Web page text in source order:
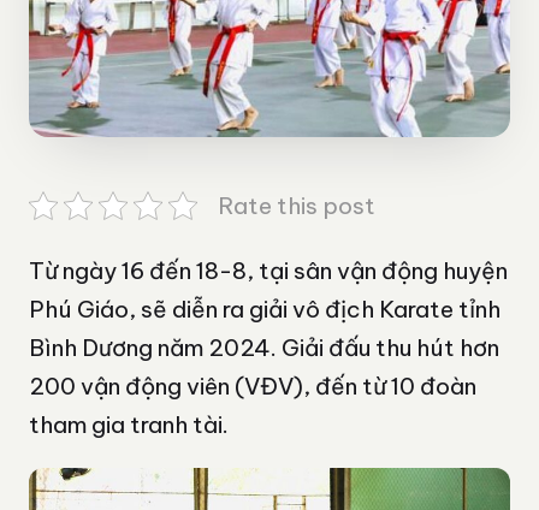
Rate this post
Từ ngày 16 đến 18-8, tại sân vận động huyện
Phú Giáo, sẽ diễn ra giải vô địch Karate tỉnh
Bình Dương năm 2024. Giải đấu thu hút hơn
200 vận động viên (VĐV), đến từ 10 đoàn
tham gia tranh tài.